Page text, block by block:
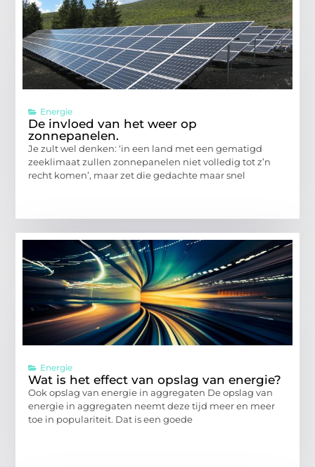
Energie
De invloed van het weer op
zonnepanelen.
Je zult wel denken: ‘in een land met een gematigd
zeeklimaat zullen zonnepanelen niet volledig tot z’n
recht komen’, maar zet die gedachte maar snel
Energie
Wat is het effect van opslag van energie?
Ook opslag van energie in aggregaten De opslag van
energie in aggregaten neemt deze tijd meer en meer
toe in populariteit. Dat is een goede